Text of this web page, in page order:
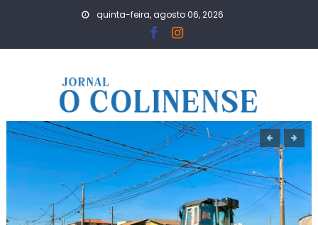
quinta-feira, agosto 06, 2026